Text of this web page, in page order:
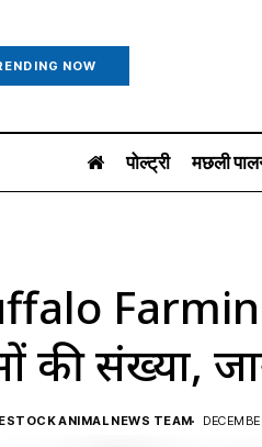
NOW
पोल्ट्री मछली
की संख्या,
ANIMAL NEWS TEAM